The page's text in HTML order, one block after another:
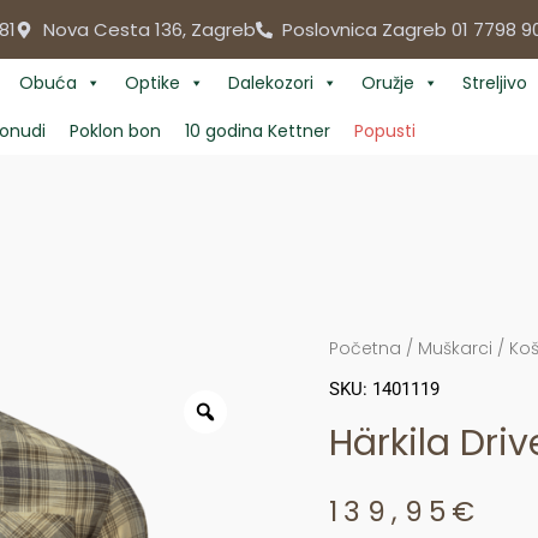
Nova Cesta 136, Zagreb Poslovnica Zagreb 01 7798
Obuća Optike Dalekozori Oružje Streljivo
Poklon bon 10 godina Kettner Popusti
Početna / Muškarci /
SKU: 1401119
Härkila
139,95 €